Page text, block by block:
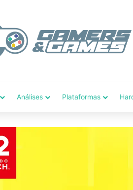
Análises Plataformas